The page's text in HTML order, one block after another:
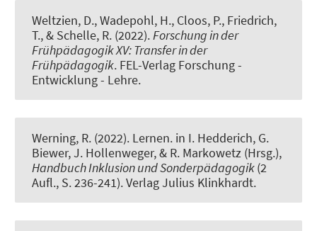
Weltzien, D., Wadepohl, H., Cloos, P., Friedrich,
T., & Schelle, R. (2022). Forschung in der
Frühpädagogik XV: Transfer in der
Frühpädagogik. FEL-Verlag Forschung -
Entwicklung - Lehre.
Werning, R. (2022). Lernen. in I. Hedderich, G.
Biewer, J. Hollenweger, & R. Markowetz (Hrsg.),
Handbuch Inklusion und Sonderpädagogik(2
Aufl., S. 236-241). Verlag Julius Klinkhardt.